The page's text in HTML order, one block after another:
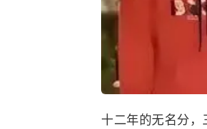
十二年的无名分